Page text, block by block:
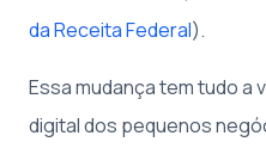
da Receita Federal).
Essa mudança tem tudo a
digital dos pequenos